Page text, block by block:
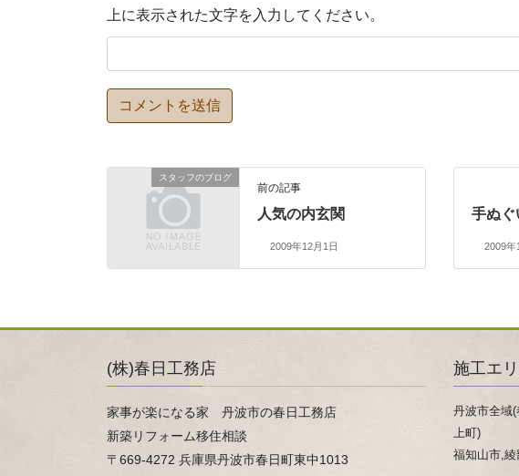
上に表示された文字を入力してください。
スタッフのブログ
前の記事
人気の内玄関
2009年12月1日
手ぬぐ
2009年
(株)春日工務店
家事が楽になる家 丹波市の春日工務店
新築リフォーム移住相談
〒669-4272 兵庫県丹波市春日町東中1013
施工エ
丹波市全域
上町)
福知山市,